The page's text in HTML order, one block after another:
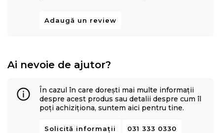
calitatea somnului prin stratul suplimentar de
prelungind durabilitatea intregului sistem.
Adaugă un review
Ai nevoie de ajutor?
În cazul în care dorești mai multe informații
despre acest produs sau detalii despre cum îl
poți achiziționa, suntem aici pentru tine.
Solicită informații 031 333 0330